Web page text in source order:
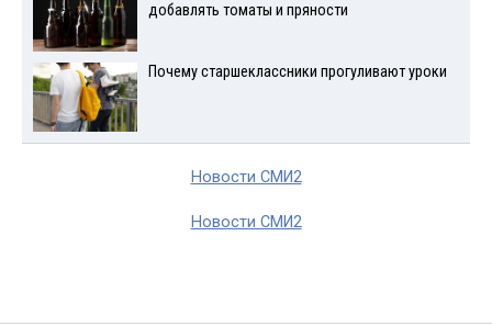
добавлять томаты и пряности
Почему старшеклассники прогуливают уроки
Новости СМИ2
Новости СМИ2